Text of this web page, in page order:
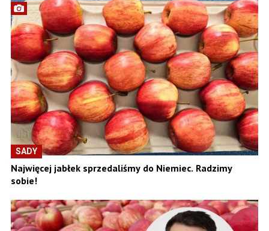
SADY
Najwięcej jabłek sprzedaliśmy do Niemiec. Radzimy
sobie!